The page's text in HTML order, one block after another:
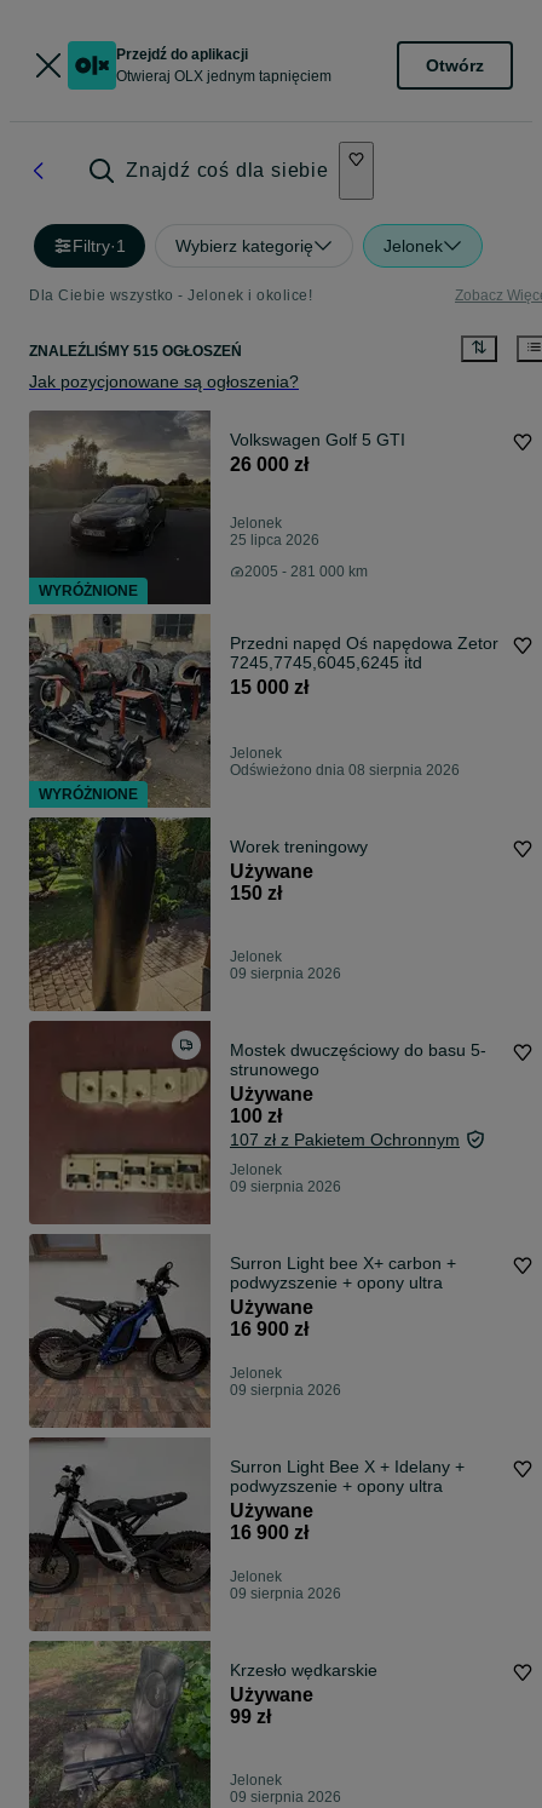
Przejdź do aplikacji
Otwieraj OLX jednym tapnięciem
Otwórz
Znajdź coś dla siebie
Filtry·1 Wybierz kategorię Jelonek
Dla Ciebie wszystko - Jelonek i okolice! Zobacz
ZNALEŹLIŚMY 515 OGŁOSZEŃ
Jak pozycjonowane są ogłoszenia?
Volkswagen Golf 5 GTI
26 000 zł
Jelonek
25 lipca 2026
2005 - 281 000 km
Przedni napęd Oś napędowa Zetor
7245,7745,6045,6245 itd
15 000 zł
Jelonek
Odświeżono dnia 08 sierpnia 2026
Worek treningowy
Używane
150 zł
Jelonek
09 sierpnia 2026
Mostek dwuczęściowy do basu 5-
strunowego
Używane
100 zł
107 zł z Pakietem Ochronnym
Jelonek
09 sierpnia 2026
Surron Light bee X+ carbon +
podwyzszenie + opony ultra
Używane
16 900 zł
Jelonek
09 sierpnia 2026
Surron Light Bee X + Idelany +
podwyzszenie + opony ultra
Używane
16 900 zł
Jelonek
09 sierpnia 2026
Krzesło wędkarskie
Używane
99 zł
Jelonek
09 sierpnia 2026
WYRÓŻNIONE
WYRÓŻNIONE